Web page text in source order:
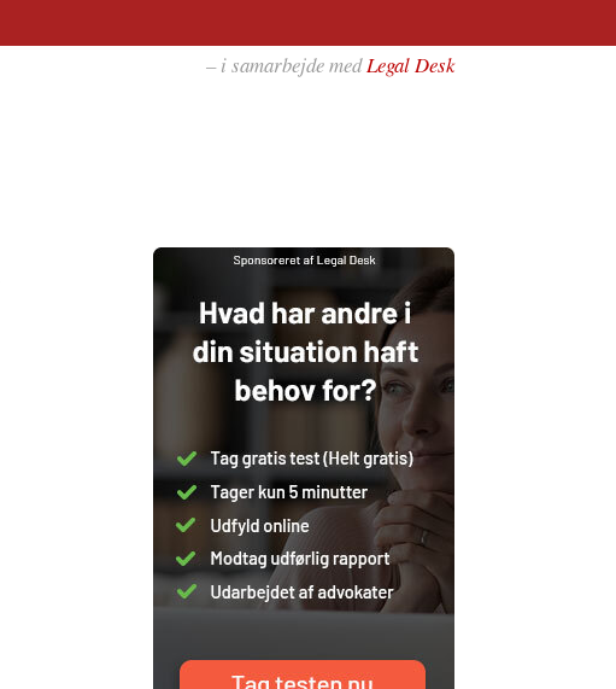
– i samarbejde medLegal Desk